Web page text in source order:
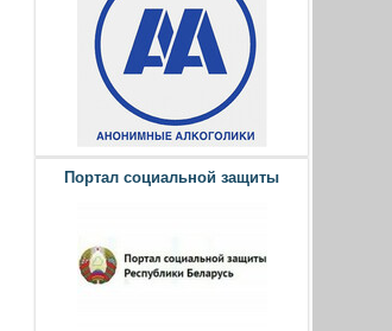
Портал социальной защиты